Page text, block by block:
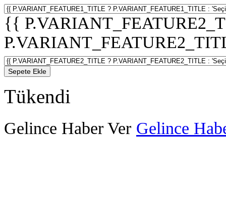
{{
Sepete Ekle
Tükendi
Gelince Haber Ver Gelince